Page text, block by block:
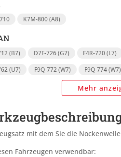
K7M-800 (A8)
(B7) D7F-726 (G7) F4R-720 (L7)
(U7)
F9Q-772 (W7) F9Q-774 (W7)
Mehr
mit dem Sie die
Fahrzeugen verwendbar: